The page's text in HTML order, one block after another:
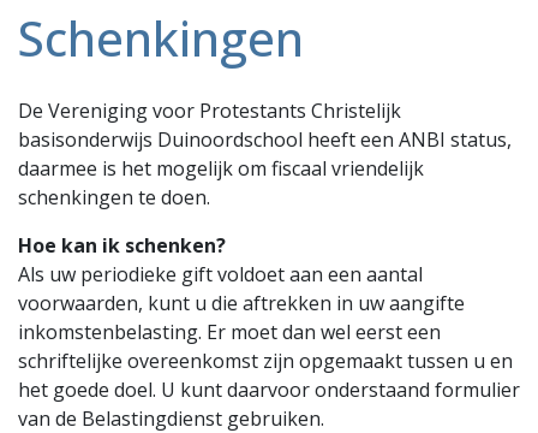
Schenkingen
De Vereniging voor Protestants Christelijk
basisonderwijs Duinoordschool heeft een ANBI status,
daarmee is het mogelijk om fiscaal vriendelijk
schenkingen te doen.
Hoe kan ik schenken?
Als uw periodieke gift voldoet aan een aantal
voorwaarden, kunt u die aftrekken in uw aangifte
inkomstenbelasting. Er moet dan wel eerst een
schriftelijke overeenkomst zijn opgemaakt tussen u en
het goede doel. U kunt daarvoor onderstaand formulier
van de Belastingdienst gebruiken.